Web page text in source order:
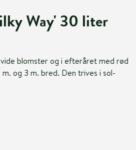
Way' 30 liter
blomster og i efteråret med rød
og 3 m. bred. Den trives i sol-